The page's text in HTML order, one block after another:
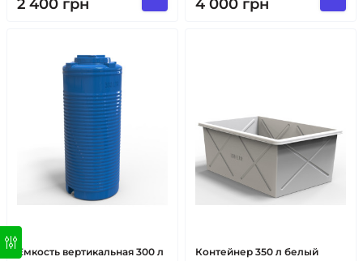
2 400 грн 4 000 грн
Емкость вертикальная 300 л
Контейнер 350 л белый